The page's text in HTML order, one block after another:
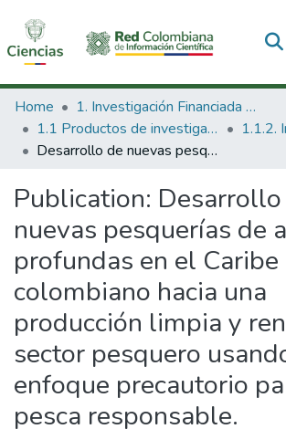
Communities & Collections
All of DSpace
Home
1. Investigación Financiada con Recursos Públicos
1.1 Productos de investigación
1.1.2.
Desarrollo de nuevas pesquerías de aguas profundas en el Caribe colombiano hacia una producción limpia y rentable del sector pesquero usando el enfoque precautorio para la pesca responsable.
Publication:
nuevas pesquerías de
profundas en el Caribe
colombiano hacia una
producción limpia y
sector pesquero
enfoque precautorio
pesca responsable.